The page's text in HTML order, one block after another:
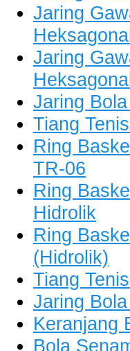
Jaring
Jaring
Jaring
Tiang
Ring
TR-06
Ring
Hidrolik
Ring
(Hidrolik)
Tiang
Jaring
Keranjang
Bola